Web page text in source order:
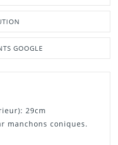
GOOGLE
29cm
manchons coniques.